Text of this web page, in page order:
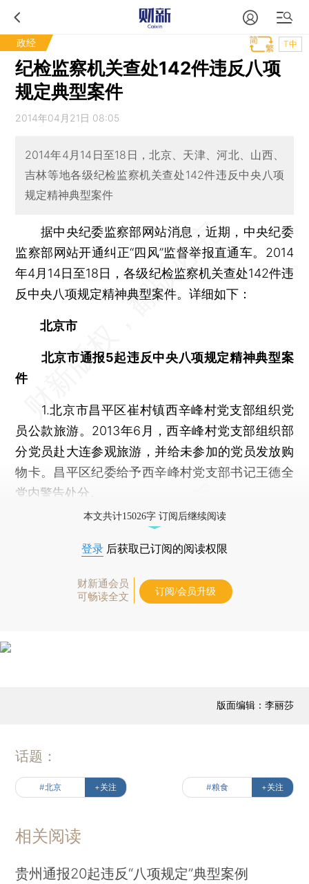
政经 T中
纪检监察机关查处142件违反八项
规定典型案件
2014年04月21日 08:05
2014年4月14日至18日，北京、天津、河北、山西、
吉林等地各级纪检监察机关查处142件违反中央八项
规定精神典型案件
据中央纪委监察部网站消息，近期，中央纪委
监察部网站开通纠正“四风”监督举报直通车。2014
年4月14日至18日，各级纪检监察机关查处142件违
反中央八项规定精神典型案件。详细如下：
北京市
北京市通报5起违反中央八项规定精神典型案
件
1.北京市昌平区崔村镇西辛峰村党支部组织党
员公款旅游。2013年6月，西辛峰村党支部组织部
分党员赴大连参观旅游，并给未参加的党员发放购
物卡。昌平区纪委给予西辛峰村党支部书记王德全
党内警告处分。
本文共计15026字 订阅后继续阅读
登录 后获取已订阅的阅读权限
财新通会员
可畅读全文
订阅/会员升级
版面编辑：李丽莎
话题：
#北京 +关注 #粮食 +关注
相关阅读
贵州通报20起违反“八项规定”典型案例